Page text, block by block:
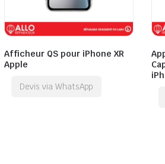
Afficheur QS pour iPhone XR
Apple
Devis via WhatsApp